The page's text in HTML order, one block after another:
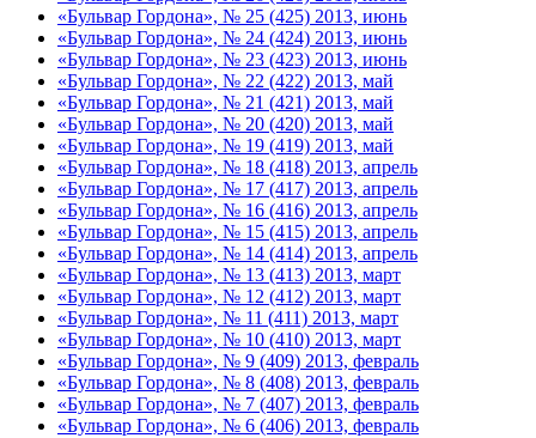
«Бульвар Гордона», № 25 (425) 2013, июнь
«Бульвар Гордона», № 24 (424) 2013, июнь
«Бульвар Гордона», № 23 (423) 2013, июнь
«Бульвар Гордона», № 22 (422) 2013, май
«Бульвар Гордона», № 21 (421) 2013, май
«Бульвар Гордона», № 20 (420) 2013, май
«Бульвар Гордона», № 19 (419) 2013, май
«Бульвар Гордона», № 18 (418) 2013, апрель
«Бульвар Гордона», № 17 (417) 2013, апрель
«Бульвар Гордона», № 16 (416) 2013, апрель
«Бульвар Гордона», № 15 (415) 2013, апрель
«Бульвар Гордона», № 14 (414) 2013, апрель
«Бульвар Гордона», № 13 (413) 2013, март
«Бульвар Гордона», № 12 (412) 2013, март
«Бульвар Гордона», № 11 (411) 2013, март
«Бульвар Гордона», № 10 (410) 2013, март
«Бульвар Гордона», № 9 (409) 2013, февраль
«Бульвар Гордона», № 8 (408) 2013, февраль
«Бульвар Гордона», № 7 (407) 2013, февраль
«Бульвар Гордона», № 6 (406) 2013, февраль